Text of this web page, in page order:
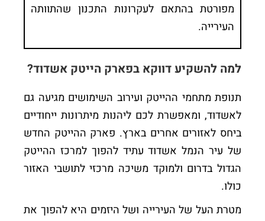
מפורטת בהתאם לעקרונות התכנון שהתוותה
העירייה.
למה להשקיע דווקא בפארק הייטק אשדוד?
תנופת מתחמי ההייטק ועירוב השימושים מגיעה גם
לאשדוד, ומאפשרת לכם ליהנות מיתרונות ייחודיים
ביחס לאזורים אחרים בארץ. פארק ההייטק החדש
של עיר הנמל אשדוד עתיד להפוך למרכז ההייטק
הגדול בדרום ולמוקד משיכה מרכזי לתושבי האזור
כולו.
מטרת העל של העירייה ושל היזמים היא להפוך את